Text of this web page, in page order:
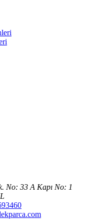
No: 33 A Kapı No: 1